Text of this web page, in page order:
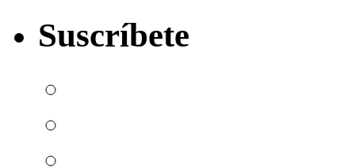
Suscríbete